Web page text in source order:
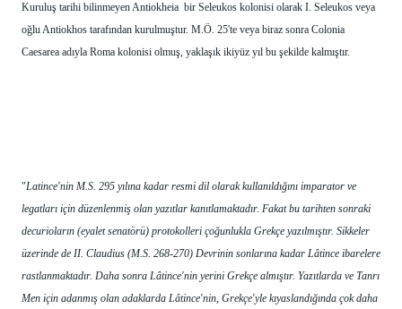
Kuruluş tarihi bilinmeyen Antiokheia  bir Seleukos kolonisi olarak I. Seleukos veya
oğlu Antiokhos tarafından kurulmuştur. M.Ö. 25'te veya biraz sonra Colonia
Caesarea adıyla Roma kolonisi olmuş, yaklaşık ikiyüz yıl bu şekilde kalmıştır.
"Latince'nin M.S. 295 yılına kadar resmi dil olarak kullanıldığını imparator ve
legatları için düzenlenmiş olan yazıtlar kanıtlamaktadır. Fakat bu tarihten sonraki
decurioların (eyalet senatörü) protokolleri çoğunlukla Grekçe yazılmıştır. Sikkeler
üzerinde de II. Claudius (M.S. 268-270) Devrinin sonlarına kadar Lâtince ibarelere
rastlanmaktadır. Daha sonra Lâtince'nin yerini Grekçe almıştır. Yazıtlarda ve Tanrı
Men için adanmış olan adaklarda Lâtince'nin, Grekçe'yle kıyaslandığında çok daha